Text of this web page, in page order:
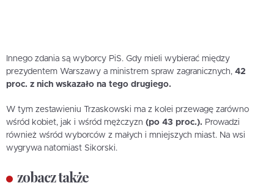
Innego zdania są wyborcy PiS. Gdy mieli wybierać między
prezydentem Warszawy a ministrem spraw zagranicznych, 42
proc. z nich wskazało na tego drugiego.
W tym zestawieniu Trzaskowski ma z kolei przewagę zarówno
wśród kobiet, jak i wśród mężczyzn (po 43 proc.). Prowadzi
również wśród wyborców z małych i mniejszych miast. Na wsi
wygrywa natomiast Sikorski.
zobacz także